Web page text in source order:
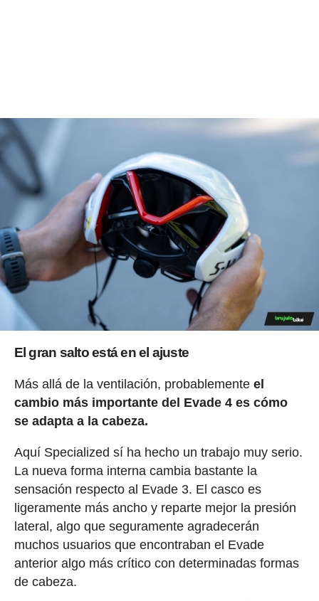
El gran salto está en el ajuste
Más allá de la ventilación, probablemente el
cambio más importante del Evade 4 es cómo
se adapta a la cabeza.
Aquí Specialized sí ha hecho un trabajo muy serio.
La nueva forma interna cambia bastante la
sensación respecto al Evade 3. El casco es
ligeramente más ancho y reparte mejor la presión
lateral, algo que seguramente agradecerán
muchos usuarios que encontraban el Evade
anterior algo más crítico con determinadas formas
de cabeza.